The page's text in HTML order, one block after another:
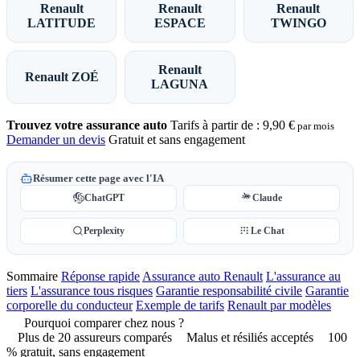
Renault
LATITUDE
Renault
ESPACE
Renault
TWINGO
Renault ZOÉ
Renault
LAGUNA
Trouvez votre assurance auto Tarifs à partir de : 9,90 € par mois
Demander un devis Gratuit et sans engagement
Résumer cette page avec l'IA
ChatGPT Claude
Perplexity Le Chat
Sommaire Réponse rapide Assurance auto Renault L'assurance au
tiers L'assurance tous risques Garantie responsabilité civile Garantie
corporelle du conducteur Exemple de tarifs Renault par modèles
Pourquoi comparer chez nous ?
Plus de 20 assureurs comparés
Malus et résiliés acceptés
100
% gratuit, sans engagement